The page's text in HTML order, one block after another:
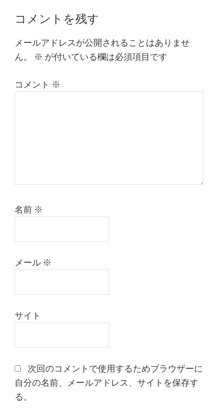
Reader
Interactions
コメントを残す
メールアドレスが公開されることはありませ
ん。
※ が付いている欄は必須項目です
コメント ※
名前 ※
メール ※
サイト
次回のコメントで使用するためブラウザーに
自分の名前、メールアドレス、サイトを保存す
る。